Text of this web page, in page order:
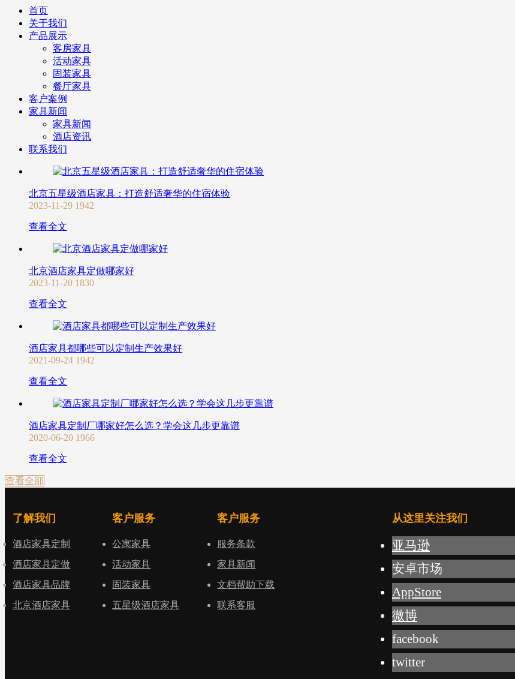
首页
关于我们
产品展示
客房家具
活动家具
固装家具
餐厅家具
客户案例
家具新闻
家具新闻
酒店资讯
联系我们
北京五星级酒店家具：打造舒适奢华的住宿体验
2023-11-29 1942
查看全文
北京酒店家具定做哪家好
2023-11-20 1830
查看全文
酒店家具都哪些可以定制生产效果好
2021-09-24 1942
查看全文
酒店家具定制厂哪家好怎么选？学会这几步更靠谱
2020-06-20 1966
查看全文
查看全部
了解我们
酒店家具定制
酒店家具定做
酒店家具品牌
北京酒店家具
客户服务
公寓家具
活动家具
固装家具
五星级酒店家具
客户服务
服务条款
家具新闻
文档帮助下载
联系客服
从这里关注我们
亚马逊
安卓市场
AppStore
微博
facebook
twitter